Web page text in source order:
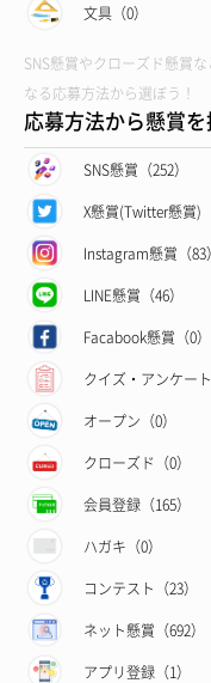
文具（0）
SNS懸賞やクローズド懸賞な
なる応募方法から選ぼう！
応募方法から懸賞
SNS懸賞（252）
X懸賞(Twitter懸賞)（
Instagram懸賞（83）
LINE懸賞（46）
Facabook懸賞（0）
クイズ・アンケート
オープン（0）
クローズド（0）
会員登録（165）
ハガキ（0）
コンテスト（23）
ネット懸賞（692）
アプリ登録（1）